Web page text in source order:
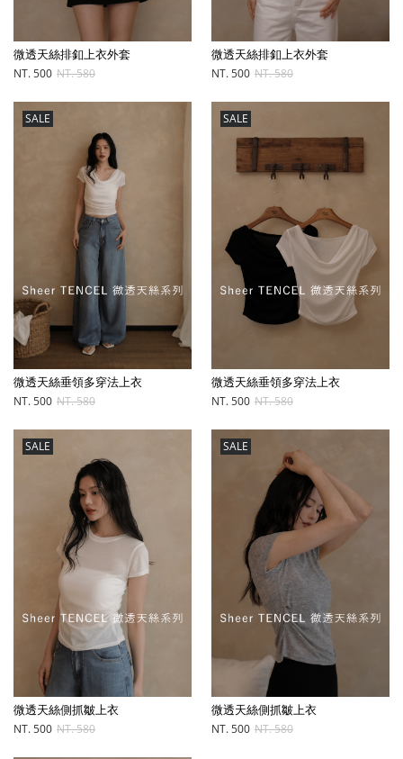
微透天絲排釦上衣外套
NT. 500 NT. 580
微透天絲排釦上衣外套
NT. 500 NT. 580
SALE
微透天絲垂領多穿法上衣
NT. 500 NT. 580
SALE
微透天絲垂領多穿法上衣
NT. 500 NT. 580
SALE
微透天絲側抓皺上衣
NT. 500 NT. 580
SALE
微透天絲側抓皺上衣
NT. 500 NT. 580